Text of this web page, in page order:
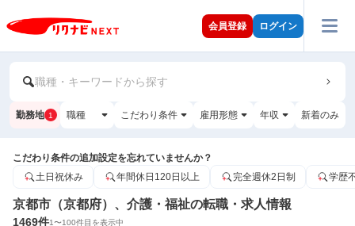
会員登録 ログイン
職種・キーワードから探す
勤務地 1 職種 こだわり条件 雇用形態 年収 新着のみ
こだわり条件の追加設定を忘れていませんか？
土日祝休み
年間休日120日以上 完全週休2日制 学歴
京都市（京都府）、介護・福祉の転職・求人情報
1469件1〜100件目を表示中